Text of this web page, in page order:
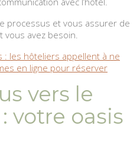
processus et vous assurer de
avez besoin.
: les hôteliers appellent à ne
en ligne pour réserver
vers le
votre oasis